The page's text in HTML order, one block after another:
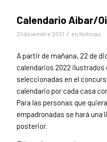
Calendario Aibar/
21 diciembre 2021 / en Noticias
A partir de mañana, 22 de
calendarios 2022
seleccionadas en el
calendario por cada casa
Para las personas que
empadronadas se hará una
posterior.